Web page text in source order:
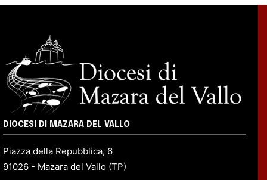
DIOCESI DI MAZARA DEL VALLO
Piazza della Repubblica, 6
91026 - Mazara del Vallo (TP)